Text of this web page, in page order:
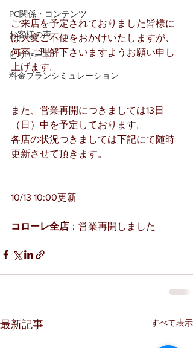
PC関係・コンテンツ
お客様の声
ビリヤード
料金プランシミュレーション
ご来店を予定されておりました皆様に
は大変ご不便をおかけいたしますが、
何卒ご理解下さいますようお願い申し
上げます。
また、営業再開につきましては13日
（日）中を予定しております。
各店の状況つきましては下記にて随時
更新させて頂きます。
10/13 10:00更新
コローレ全店 ：営業再開しました
最新記事 すべて表示